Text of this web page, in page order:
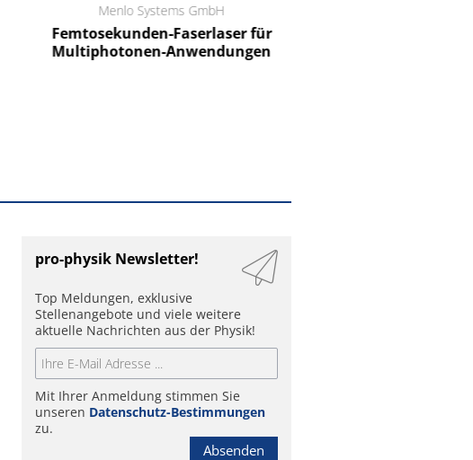
Menlo Systems GmbH
Femtosekunden-Faserlaser für
Multiphotonen-Anwendungen
pro-physik Newsletter!
Top Meldungen, exklusive
Stellenangebote und viele weitere
aktuelle Nachrichten aus der Physik!
Mit Ihrer Anmeldung stimmen Sie
unseren Datenschutz-Bestimmungen
zu.
Absenden